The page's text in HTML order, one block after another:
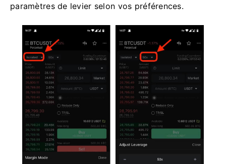
paramètres de levier selon vos préférences.